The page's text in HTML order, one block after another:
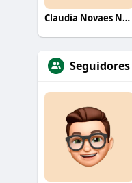
Claudia Novaes Novaes
Seguidores